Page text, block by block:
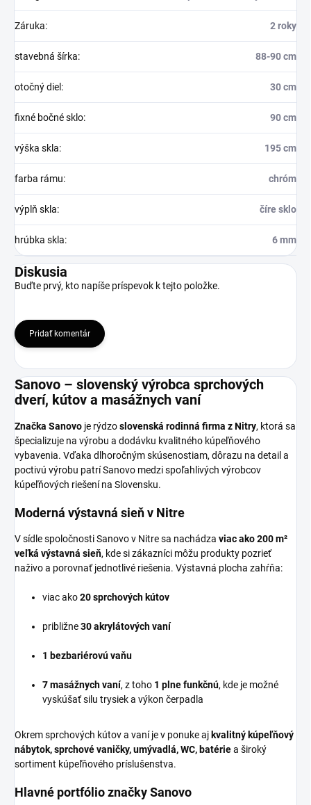
Záruka: 2 roky
stavebná šírka: 88-90 cm
otočný diel : 30 cm
fixné bočné sklo: 90 cm
výška skla: 195 cm
farba rámu: chróm
výplň skla: číre sklo
hrúbka skla: 6 mm
Diskusia
Buďte prvý, kto napíše príspevok k tejto položke.
Pridať komentár
Sanovo – slovenský výrobca sprchových
dverí, kútov a masážnych vaní
Značka Sanovo je rýdzoslovenská rodinná firma z Nitry, ktorá sa
špecializuje na výrobu a dodávku kvalitného kúpeľňového
vybavenia. Vďaka dlhoročným skúsenostiam, dôrazu na detail a
poctivú výrobu patrí Sanovo medzi spoľahlivých výrobcov
kúpeľňových riešení na Slovensku.
Moderná výstavná sieň v Nitre
V sídle spoločnosti Sanovo v Nitre sa nachádza viac ako 200 m²
veľká výstavná sieň, kde si zákazníci môžu produkty pozrieť
naživo a porovnať jednotlivé riešenia. Výstavná plocha zahŕňa:
viac ako20 sprchových kútov
približne30 akrylátových vaní
1 bezbariérovú vaňu
7 masážnych vaní, z toho 1 plne funkčnú, kde je možné
vyskúšať silu trysiek a výkon čerpadla
Okrem sprchových kútov a vaní je v ponuke ajkvalitný kúpeľňový
nábytok, sprchové vaničky, umývadlá, WC, batériea široký
sortiment kúpeľňového príslušenstva.
Hlavné portfólio značky Sanovo